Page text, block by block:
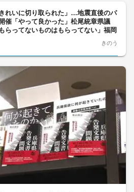
れいに切り取られた」…地震直後のパ
催「やって良かった」松尾統章県議
らってないものはもらってない」福岡
きのう